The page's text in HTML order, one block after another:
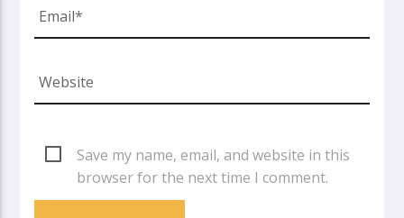
Save my name, email, and website in this
browser for the next time I comment.